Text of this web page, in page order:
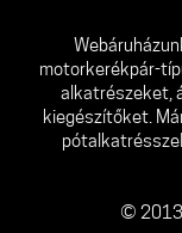
motorkerékpár-
alkatrészeket,
kiegészítőket.
©